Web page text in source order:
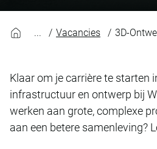
Vacancies 3D-
Klaar om je carrière te starten
infrastructuur en ontwerp bij
werken aan grote, complexe
aan een betere samenleving?